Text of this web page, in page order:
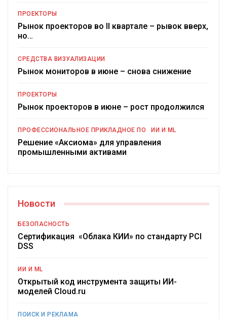
ПРОЕКТОРЫ
Рынок проекторов во II квартале – рывок вверх,
но…
СРЕДСТВА ВИЗУАЛИЗАЦИИ
Рынок мониторов в июне – снова снижение
ПРОЕКТОРЫ
Рынок проекторов в июне – рост продолжился
ПРОФЕССИОНАЛЬНОЕ ПРИКЛАДНОЕ ПО ИИ И ML
Решение «Аксиома» для управления
промышленными активами
Новости
БЕЗОПАСНОСТЬ
Сертификация «Облака КИИ» по стандарту PCI
DSS
ИИ И ML
Открытый код инструмента защиты ИИ-
моделей Cloud.ru
ПОИСК И РЕКЛАМА